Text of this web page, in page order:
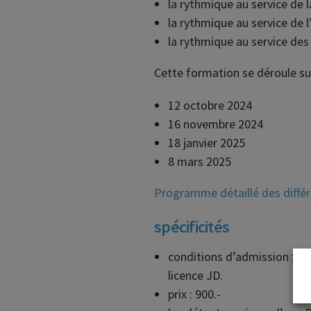
la rythmique au service de
la rythmique au service de
la rythmique au service
Cette formation se déroule
12 octobre 2024
16 novembre 2024
18 janvier 2025
8 mars 2025
Programme détaillé des
spécificités
conditions d’admission :
licence JD.
prix : 900.-